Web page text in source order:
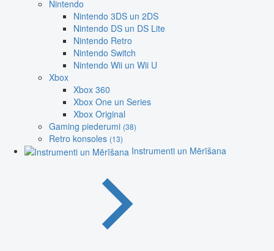
Nintendo
Nintendo 3DS un 2DS
Nintendo DS un DS Lite
Nintendo Retro
Nintendo Switch
Nintendo Wii un Wii U
Xbox
Xbox 360
Xbox One un Series
Xbox Original
Gaming piederumi (38)
Retro konsoles (13)
Instrumenti un Mērīšana